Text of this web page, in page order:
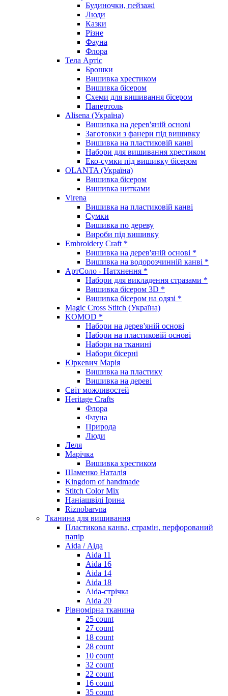
Будиночки, пейзажі
Люди
Казки
Різне
Фауна
Флора
Тела Артіс
Брошки
Вишивка хрестиком
Вишивка бісером
Схеми для вишивання бісером
Папертоль
Alisena (Україна)
Вишивка на дерев'яній основі
Заготовки з фанери під вишивку
Вишивка на пластиковій канві
Набори для вишивання хрестиком
Еко-сумки під вишивку бісером
OLANTA (Україна)
Вишивка бісером
Вишивка нитками
Virena
Вишивка на пластиковій канві
Сумки
Вишивка по дереву
Вироби під вишивку
Embroidery Craft *
Вишивка на дерев'яній основі *
Вишивка на водорозчинній канві *
АртСоло - Натхнення *
Набори для викладення стразами *
Вишивка бісером 3D *
Вишивка бісером на одязі *
Magic Cross Stitch (Україна)
KOMOD *
Набори на дерев'яній основі
Набори на пластиковій основі
Набори на тканині
Набори бісерні
Юркевич Марія
Вишивка на пластику
Вишивка на дереві
Світ можливостей
Heritage Crafts
Флора
Фауна
Природа
Люди
Леля
Марічка
Вишивка хрестиком
Шаменко Наталія
Kingdom of handmade
Stitch Color Mix
Наніашвілі Ірина
Riznobarvna
Тканина для вишивання
Пластикова канва, страмін, перфорований
папір
Aida / Аіда
Aida 11
Aida 16
Aida 14
Aida 18
Aida-стрічка
Aida 20
Рівномірна тканина
25 count
27 count
18 count
28 count
10 count
32 count
22 count
16 count
35 count